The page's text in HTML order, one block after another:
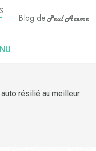
résilié au meilleur